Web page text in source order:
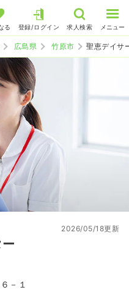
る 登録/ログイン 求人検索 メニュー
広島県 竹原市 聖恵デイサ
2026/05/18更新
－１